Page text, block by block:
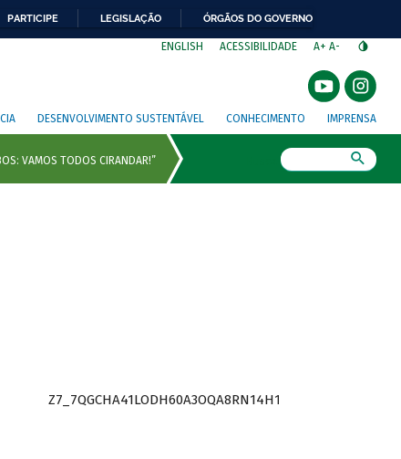
PARTICIPE LEGISLAÇÃO ÓRGÃOS DO GOVERNO
ENGLISH ACESSIBILIDADE A+ A-
DESENVOLVIMENTO SUSTENTÁVEL CONHECIMENTO IMPRENSA
Z7_7QGCHA41LODH60A3OQA8RN14H1